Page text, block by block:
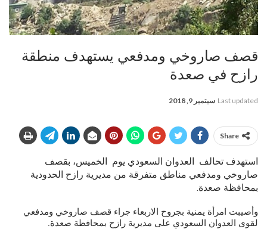
قصف صاروخي ومدفعي يستهدف منطقة
رازح في صعدة
Last updated سبتمبر 9, 2018
Share
استهدف تحالف العدوان السعودي يوم الخميس، بقصف
صاروخي ومدفعي مناطق متفرقة من مديرية رازح الحدودية
بمحافظة صعدة.
وأصيبت امرأة يمنية بجروح الاربعاء جراء قصف صاروخي ومدفعي
لقوى العدوان السعودي على مديرية رازح بمحافظة صعدة.